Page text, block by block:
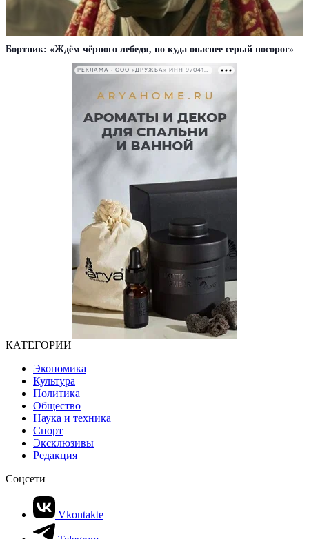
Бортник: «Ждём чёрного лебедя, но куда опаснее серый носорог»
РЕКЛАМА • ООО «ДРУЖБА» ИНН 9704146411
КАТЕГОРИИ
Экономика
Культура
Политика
Общество
Наука и техника
Спорт
Эксклюзивы
Редакция
Соцсети
Vkontakte